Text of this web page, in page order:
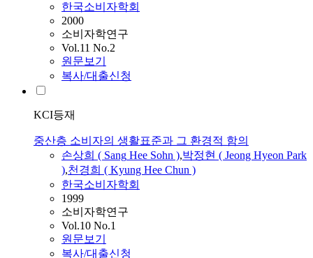
한국소비자학회
2000
소비자학연구
Vol.11 No.2
원문보기
복사/대출신청
KCI등재
중산층 소비자의 생활표준과 그 환경적 함의
손상희 ( Sang Hee Sohn ),박정현 ( Jeong Hyeon Park
),천경희 ( Kyung Hee Chun )
한국소비자학회
1999
소비자학연구
Vol.10 No.1
원문보기
복사/대출신청